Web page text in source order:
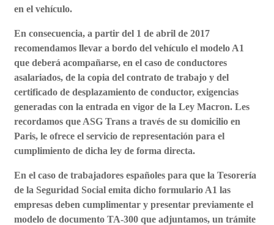
en el vehículo.
En consecuencia, a partir del 1 de abril de 2017
recomendamos llevar a bordo del vehículo el modelo A1
que deberá acompañarse, en el caso de conductores
asalariados, de la copia del contrato de trabajo y del
certificado de desplazamiento de conductor, exigencias
generadas con la entrada en vigor de la Ley Macron. Les
recordamos que ASG Trans a través de su domicilio en
Paris, le ofrece el servicio de representación para el
cumplimiento de dicha ley de forma directa.
En el caso de trabajadores españoles para que la Tesorería
de la Seguridad Social emita dicho formulario A1 las
empresas deben cumplimentar y presentar previamente el
modelo de documento TA-300 que adjuntamos, un trámite